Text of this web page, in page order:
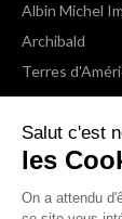
Salut c'est
les
On a attendu
Albin Michel
Archibald
Terres
Espaces
NOX
Wiz
Voir toutes les